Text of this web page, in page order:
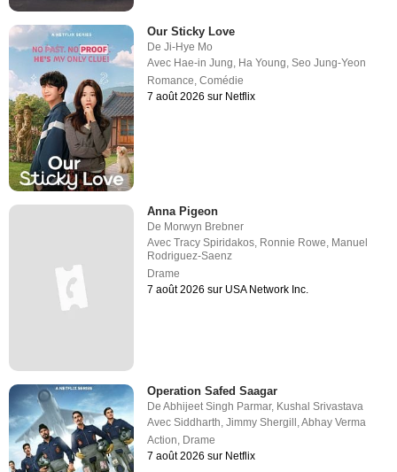
Our Sticky Love
DeJi-Hye Mo
Avec Hae-in Jung Ha Young ,Seo Jung-Yeon
Romance ,Comédie
7 août 2026 sur Netflix
Anna Pigeon
De Morwyn Brebner
AvecTracy Spiridakos, Ronnie Rowe, Manuel
Rodriguez-Saenz
Drame
7 août 2026 sur USA Network Inc.
Operation Safed Saagar
DeAbhijeet Singh Parmar, Kushal Srivastava
AvecSiddharth,Jimmy Shergill ,Abhay Verma
Action, Drame
7 août 2026 sur Netflix